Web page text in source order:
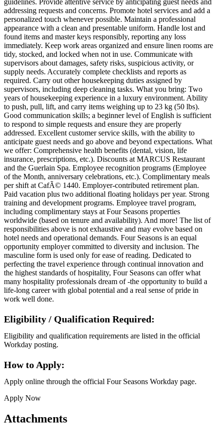
guidelines. Provide attentive service by anticipating guest needs and
addressing requests and concerns. Promote hotel services and add a
personalized touch whenever possible. Maintain a professional
appearance with a clean and presentable uniform. Handle lost and
found items and master keys responsibly, reporting any loss
immediately. Keep work areas organized and ensure linen rooms are
tidy, stocked, and locked when not in use. Communicate with
supervisors about damages, safety risks, suspicious activity, or
supply needs. Accurately complete checklists and reports as
required. Carry out other housekeeping duties assigned by
supervisors, including deep cleaning tasks. What you bring: Two
years of housekeeping experience in a luxury environment. Ability
to push, pull, lift, and carry items weighing up to 23 kg (50 lbs).
Good communication skills; a beginner level of English is sufficient
to respond to simple requests and ensure they are properly
addressed. Excellent customer service skills, with the ability to
anticipate guest needs and go above and beyond expectations. What
we offer: Comprehensive health benefits (dental, vision, life
insurance, prescriptions, etc.). Discounts at MARCUS Restaurant
and the Guerlain Spa. Employee recognition programs (Employee
of the Month, anniversary celebrations, etc.). Complimentary meals
per shift at CafÃ© 1440. Employer-contributed retirement plan.
Paid vacation plus two additional floating holidays per year. Strong
training and development programs. Employee travel program,
including complimentary stays at Four Seasons properties
worldwide (based on tenure and availability). And more! The list of
responsibilities above is not exhaustive and may evolve based on
hotel needs and operational demands. Four Seasons is an equal
opportunity employer committed to diversity and inclusion. The
masculine form is used only for ease of reading. Dedicated to
perfecting the travel experience through continual innovation and
the highest standards of hospitality, Four Seasons can offer what
many hospitality professionals dream of -the opportunity to build a
life-long career with global potential and a real sense of pride in
work well done.
Eligibility / Qualification Required:
Eligibility and qualification requirements are listed in the official
Workday posting.
How to Apply:
Apply online through the official Four Seasons Workday page.
Apply Now
Attachments